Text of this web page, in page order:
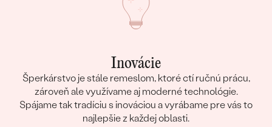
Inovácie
Šperkárstvo je stále remeslom, ktoré ctí ručnú prácu,
zároveň ale využívame aj moderné technológie.
Spájame tak tradíciu s inováciou a vyrábame pre vás to
najlepšie z každej oblasti.